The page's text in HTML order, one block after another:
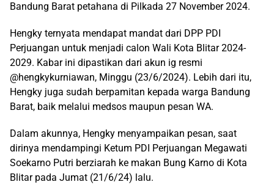
Bandung Barat petahana di Pilkada 27 November 2024.
Hengky ternyata mendapat mandat dari DPP PDI
Perjuangan untuk menjadi calon Wali Kota Blitar 2024-
2029. Kabar ini dipastikan dari akun ig resmi
@hengkykurniawan, Minggu (23/6/2024). Lebih dari itu,
Hengky juga sudah berpamitan kepada warga Bandung
Barat, baik melalui medsos maupun pesan WA.
Dalam akunnya, Hengky menyampaikan pesan, saat
dirinya mendampingi Ketum PDI Perjuangan Megawati
Soekarno Putri berziarah ke makan Bung Karno di Kota
Blitar pada Jumat (21/6/24) lalu.